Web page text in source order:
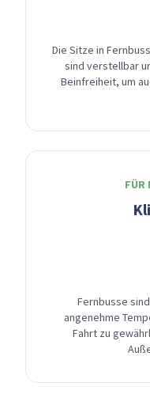
Die Sitze in
sind verstellbar
Beinfreiheit, um
FÜR
Fernbusse
angenehme
Fahrt zu